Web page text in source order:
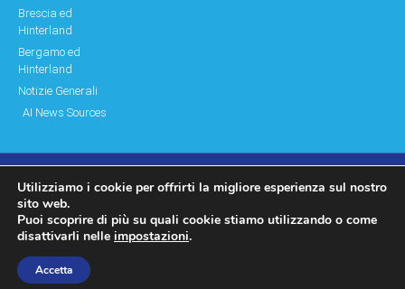
Brescia ed
Hinterland
Bergamo ed
Hinterland
Notizie Generali
AI News Sources
© Copyright 2011 – 2026 Montagne & Paesi
Log In|Log Out Privacy Policy
Utilizziamo i cookie per offrirti la migliore esperienza sul nostro
sito web.
Puoi scoprire di più su quali cookie stiamo utilizzando o come
disattivarli nelle impostazioni.
Accetta